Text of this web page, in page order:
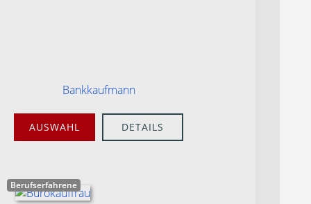
Bankkaufmann
AUSWAHL DETAILS
Berufserfahrene